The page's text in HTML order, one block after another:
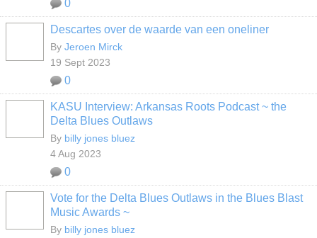
0
Descartes over de waarde van een oneliner
By Jeroen Mirck
19 Sept 2023
0
KASU Interview: Arkansas Roots Podcast ~ the
Delta Blues Outlaws
By billy jones bluez
4 Aug 2023
0
Vote for the Delta Blues Outlaws in the Blues Blast
Music Awards ~
By billy jones bluez